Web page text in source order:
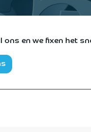
en we fixen het